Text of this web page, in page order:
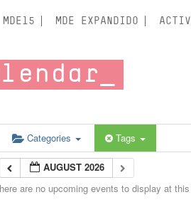
MDE15 MDE EXPANDIDO
Categories Tags
AUGUST 2026
are no upcoming events to display at